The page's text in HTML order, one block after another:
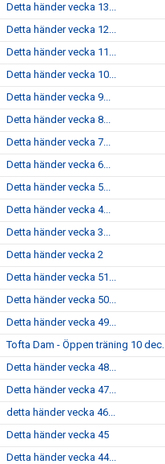
Detta händer vecka 13...
Detta händer vecka 12...
Detta händer vecka 11...
Detta händer vecka 10...
Detta händer vecka 9...
Detta händer vecka 8...
Detta händer vecka 7...
Detta händer vecka 6...
Detta händer vecka 5...
Detta händer vecka 4...
Detta händer vecka 3...
Detta händer vecka 2
Detta händer vecka 51...
Detta händer vecka 50...
Detta händer vecka 49...
Tofta Dam - Öppen träning 10 dec.
Detta händer vecka 48...
Detta händer vecka 47...
detta händer vecka 46...
Detta händer vecka 45
Detta händer vecka 44...